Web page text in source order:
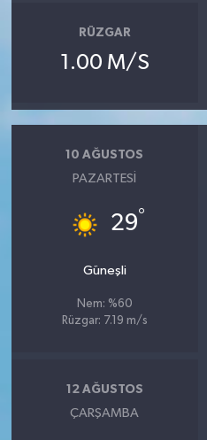
RÜZGAR
1.00 M/S
10 AĞUSTOS
PAZARTESI
29°
Güneşli
Nem: %60
Rüzgar: 7.19 m/s
12 AĞUSTOS
ÇARŞAMBA